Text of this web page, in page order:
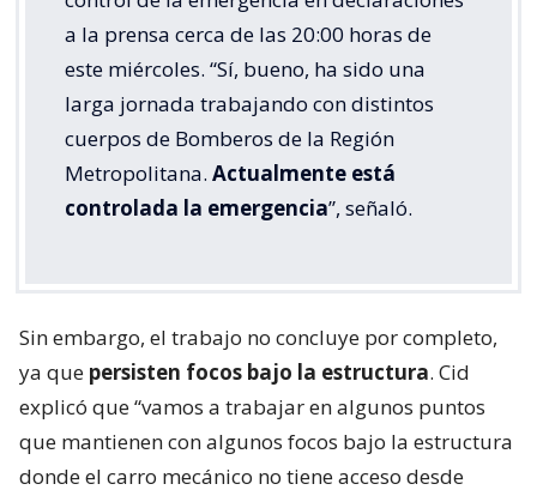
a la prensa cerca de las 20:00 horas de
este miércoles. “Sí, bueno, ha sido una
larga jornada trabajando con distintos
cuerpos de Bomberos de la Región
Metropolitana. Actualmente está
controlada la emergencia”, señaló.
Sin embargo, el trabajo no concluye por completo,
ya que persisten focos bajo la estructura. Cid
explicó que “vamos a trabajar en algunos puntos
que mantienen con algunos focos bajo la estructura
donde el carro mecánico no tiene acceso desde